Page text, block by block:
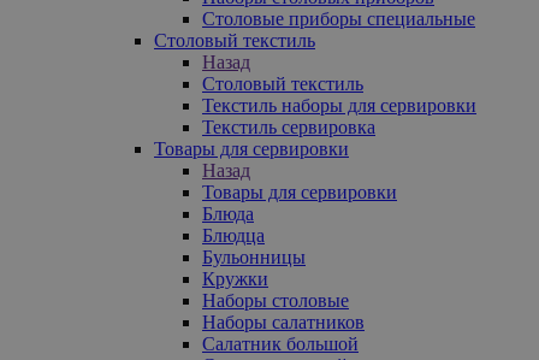
Столовые приборы специальные
Столовый текстиль
Назад
Столовый текстиль
Текстиль наборы для сервировки
Текстиль сервировка
Товары для сервировки
Назад
Товары для сервировки
Блюда
Блюдца
Бульонницы
Кружки
Наборы столовые
Наборы салатников
Салатник большой